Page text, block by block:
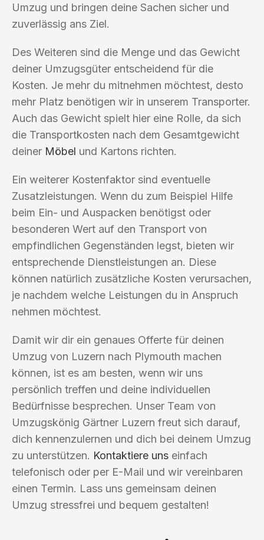
Umzug und bringen deine Sachen sicher und
zuverlässig ans Ziel.
Des Weiteren sind die Menge und das Gewicht
deiner Umzugsgüter entscheidend für die
Kosten. Je mehr du mitnehmen möchtest, desto
mehr Platz benötigen wir in unserem Transporter.
Auch das Gewicht spielt hier eine Rolle, da sich
die Transportkosten nach dem Gesamtgewicht
deiner Möbel und Kartons richten.
Ein weiterer Kostenfaktor sind eventuelle
Zusatzleistungen. Wenn du zum Beispiel Hilfe
beim Ein- und Auspacken benötigst oder
besonderen Wert auf den Transport von
empfindlichen Gegenständen legst, bieten wir
entsprechende Dienstleistungen an. Diese
können natürlich zusätzliche Kosten verursachen,
je nachdem welche Leistungen du in Anspruch
nehmen möchtest.
Damit wir dir ein genaues Offerte für deinen
Umzug von Luzern nach Plymouth machen
können, ist es am besten, wenn wir uns
persönlich treffen und deine individuellen
Bedürfnisse besprechen. Unser Team von
Umzugskönig Gärtner Luzern freut sich darauf,
dich kennenzulernen und dich bei deinem Umzug
zu unterstützen. Kontaktiere uns einfach
telefonisch oder per E-Mail und wir vereinbaren
einen Termin. Lass uns gemeinsam deinen
Umzug stressfrei und bequem gestalten!